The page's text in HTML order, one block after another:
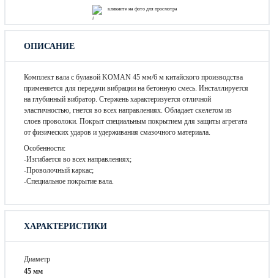
кликните на фото для просмотра
ОПИСАНИЕ
Комплект вала с булавой KOMAN 45 мм/6 м китайского производства
применяется для передачи вибрации на бетонную смесь. Инсталлируется
на глубинный вибратор. Стержень характеризуется отличной
эластичностью, гнется во всех направлениях. Обладает скелетом из
слоев проволоки. Покрыт специальным покрытием для защиты агрегата
от физических ударов и удерживания смазочного материала.
Особенности:
-Изгибается во всех направлениях;
-Проволочный каркас;
-Специальное покрытие вала.
ХАРАКТЕРИСТИКИ
Диаметр
45 мм